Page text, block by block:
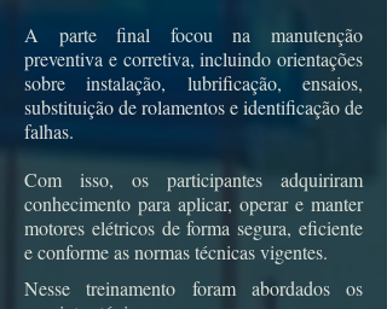
A parte final focou na manutenção
preventiva e corretiva, incluindo orientações
sobre instalação, lubrificação, ensaios,
substituição de rolamentos e identificação de
falhas.
Com isso, os participantes adquiriram
conhecimento para aplicar, operar e manter
motores elétricos de forma segura, eficiente
e conforme as normas técnicas vigentes.
Nesse treinamento foram abordados os